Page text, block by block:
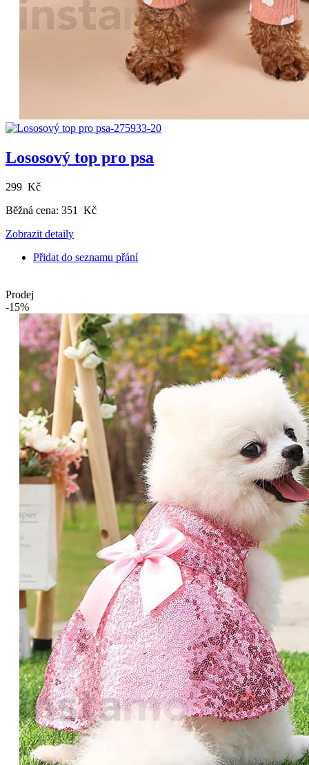
Lososový top pro psa
299 Kč
Běžná cena: 351 Kč
Zobrazit detaily
Přidat do seznamu přání
Prodej
-15%